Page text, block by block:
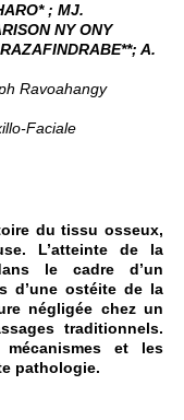
; MJ.
NY ONY
A.
Ravoahangy
Faciale
du tissu osseux,
L’atteinte de la
le cadre d’un
d’une ostéite de la
négligée chez un
traditionnels.
et les
pathologie.